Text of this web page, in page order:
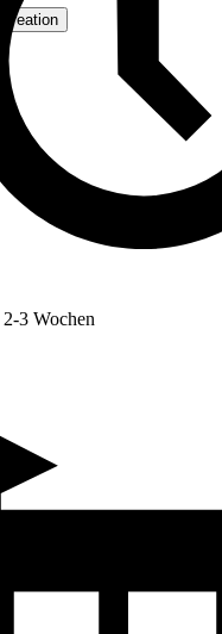
Creation
3 Wochen